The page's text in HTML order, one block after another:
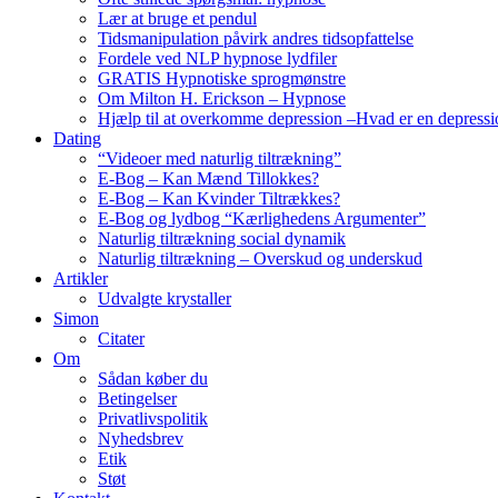
Lær at bruge et pendul
Tidsmanipulation påvirk andres tidsopfattelse
Fordele ved NLP hypnose lydfiler
GRATIS Hypnotiske sprogmønstre
Om Milton H. Erickson – Hypnose
Hjælp til at overkomme depression –Hvad er en
Dating
“Videoer med naturlig tiltrækning”
E-Bog – Kan Mænd Tillokkes?
E-Bog – Kan Kvinder Tiltrækkes?
E-Bog og lydbog “Kærlighedens Argumenter”
Naturlig tiltrækning social dynamik
Naturlig tiltrækning – Overskud og underskud
Artikler
Udvalgte krystaller
Simon
Citater
Om
Sådan køber du
Betingelser
Privatlivspolitik
Nyhedsbrev
Etik
Støt